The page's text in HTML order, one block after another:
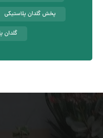
پخش گلدان پلاستیکی
گلدان